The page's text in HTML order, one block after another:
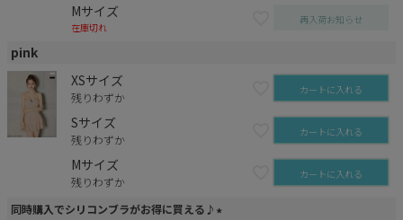
Mサイズ
在庫切れ
再入荷お知らせ
pink
XSサイズ
残りわずか カートに入れる
Sサイズ
残りわずか カートに入れる
Mサイズ
残りわずか カートに入れる
同時購入でシリコンブラがお得に買える♪